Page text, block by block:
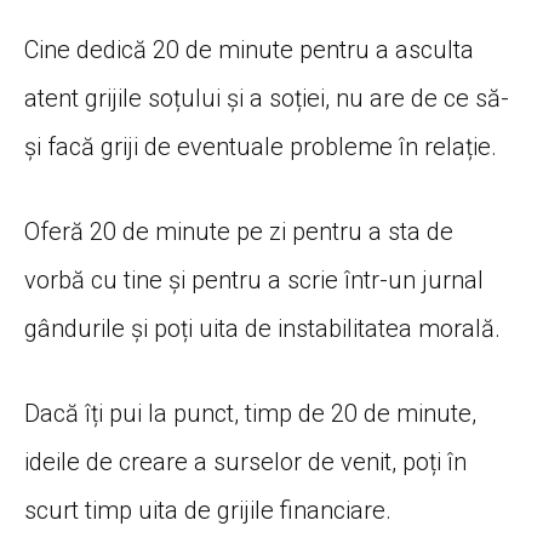
Cine dedică 20 de minute pentru a asculta
atent grijile soțului și a soției, nu are de ce să-
și facă griji de eventuale probleme în relație.
Oferă 20 de minute pe zi pentru a sta de
vorbă cu tine și pentru a scrie într-un jurnal
gândurile și poți uita de instabilitatea morală.
Dacă îți pui la punct, timp de 20 de minute,
ideile de creare a surselor de venit, poți în
scurt timp uita de grijile financiare.